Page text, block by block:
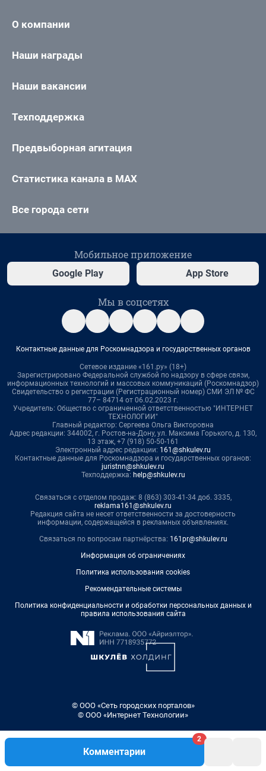
Комментарии
2
О компании
Наши награды
Наши вакансии
Техподдержка
Предвыборная агитация
Статистика канала в MAX
Все города сети
Мобильное приложение
Google Play App Store
Мы в соцсетях
Контактные данные для Роскомнадзора и государственных органов
Сетевое издание «161.ру» (18+)
Зарегистрировано Федеральной службой по надзору в сфере связи,
информационных технологий и массовых коммуникаций (Роскомнадзор)
Свидетельство о регистрации (Регистрационный номер) СМИ ЭЛ № ФС
77– 84714 от 06.02.2023 г.
Учредитель: Общество с ограниченной ответственностью "ИНТЕРНЕТ
ТЕХНОЛОГИИ"
Главный редактор: Сергеева Ольга Викторовна
Адрес редакции: 344002, г. Ростов-на-Дону, ул. Максима Горького, д. 130,
13 этаж, +7 (918) 50-50-161
Электронный адрес редакции: 161@shkulev.ru
Контактные данные для Роскомнадзора и государственных органов:
juristnn@shkulev.ru
Техподдержка: help@shkulev.ru
Связаться с отделом продаж: 8 (863) 303-41-34 доб. 3335,
reklama161@shkulev.ru
Редакция сайта не несет ответственности за достоверность
информации, содержащейся в рекламных объявлениях.
Связаться по вопросам партнёрства: 161pr@shkulev.ru
Информация об ограничениях
Политика использования cookies
Рекомендательные системы
Политика конфиденциальности и обработки персональных данных и
правила использования сайта
© ООО «Сеть городских порталов»
© ООО «Интернет Технологии»